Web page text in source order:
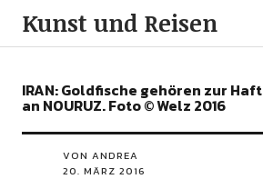
Kunst und Reisen
IRAN: Goldfische gehören zur
an NOURUZ. Foto © Welz 2016
VON ANDREA
20. MÄRZ 2016